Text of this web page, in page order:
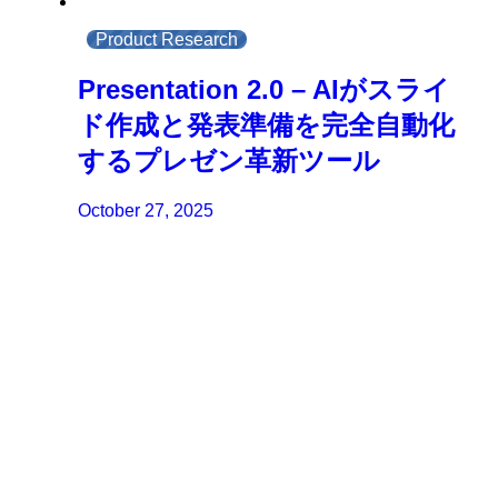
Product Research
Presentation 2.0 – AIがスライ
ド作成と発表準備を完全自動化
するプレゼン革新ツール
October 27, 2025